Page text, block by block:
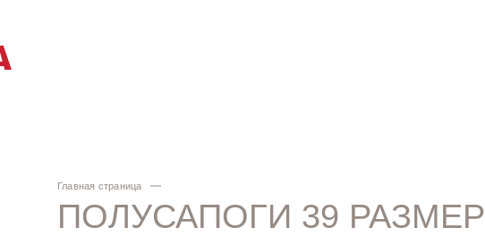
Главная страница
ПОЛУСАПОГИ 39 РАЗМЕР